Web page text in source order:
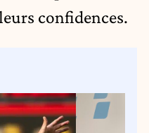
confidences.